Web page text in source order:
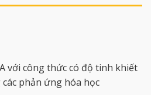
với công thức có độ tinh khiết
phản ứng hóa học